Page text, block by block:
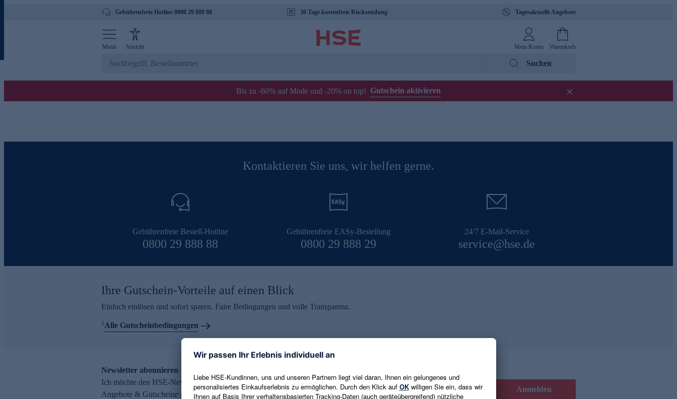
Gebührenfreie Hotline 0800 29 888 88 30 Tage kostenfreie Rücksendung Tagesaktuelle Angebote
Menü Ansicht Mein Konto Warenkorb
Suchen
Bis zu -60% auf Mode und -20% on top! Gutschein aktivieren
Kontaktieren Sie uns, wir helfen gerne.
Gebührenfreie Bestell-Hotline
0800 29 888 88
Gebührenfreie EASy-Bestellung
0800 29 888 29
24/7 E-Mail-Service
service@hse.de
Ihre Gutschein-Vorteile auf einen Blick
Einfach einlösen und sofort sparen. Faire Bedingungen und volle Transparenz.
1Alle Gutscheinbedingungen
Newsletter abonnieren – 10 € Gutschein erhalten
Ich möchte den HSE-Newsletter abonnieren und aktuelle Trends,
Angebote & Gutscheine per E-Mail erhalten. Als Dankeschön
E-Mail-Adresse eingeben Anmelden